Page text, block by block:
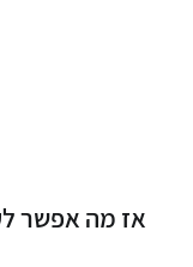
אז מה אפשר